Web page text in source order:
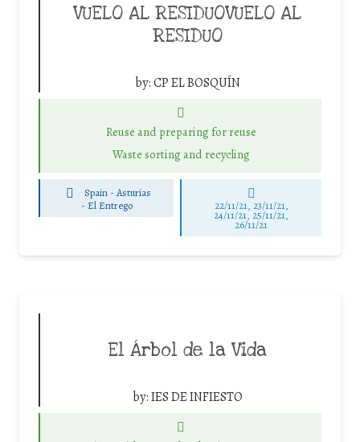
VUELO AL RESIDUOVUELO AL
RESIDUO
by:CP EL BOSQUÍN
Reuse and preparing for reuse
Waste sorting and recycling
Spain - Asturias
- El Entrego 22/11/21, 23/11/21,
24/11/21, 25/11/21,
26/11/21
El Árbol de la Vida
by:IES DE INFIESTO